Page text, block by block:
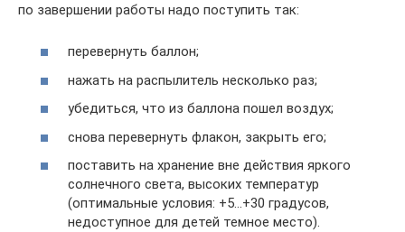
по завершении работы надо поступить так:
перевернуть баллон;
нажать на распылитель несколько раз;
убедиться, что из баллона пошел воздух;
снова перевернуть флакон, закрыть его;
поставить на хранение вне действия яркого
солнечного света, высоких температур
(оптимальные условия: +5…+30 градусов,
недоступное для детей темное место).